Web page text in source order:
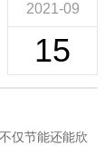
2021-09
15
仅节能还能欣